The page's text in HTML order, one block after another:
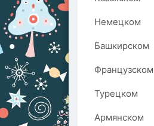
Немецком
Башкирском
Французском
Турецком
Армянском